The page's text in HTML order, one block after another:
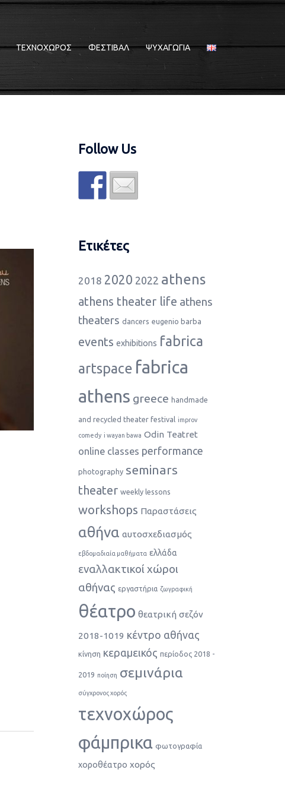
ΤΕΧΝΟΧΩΡΟΣ ΦΕΣΤΙΒΑΛ ΨΥΧΑΓΩΓΙΑ
Follow Us
Ετικέτες
2018 2020 2022 athens
athens theater life athens
theaters dancers eugenio barba
events exhibitions fabrica
artspace fabrica
athens greece handmade
and recycled theater festival improv
comedy i wayan bawa Odin Teatret
online classes performance
photography seminars
theater weekly lessons
workshops Παραστάσεις
αθήνα αυτοσχεδιασμός
εβδομαδιαία μαθήματα ελλάδα
εναλλακτικοί χώροι
αθήνας εργαστήρια ζωγραφική
θέατρο θεατρική σεζόν
2018-1019 κέντρο αθήνας
κίνηση κεραμεικός περίοδος 2018 -
2019 ποίηση σεμινάρια
σύγχρονος χορός
τεχνοχώρος
φάμπρικα φωτογραφία
χοροθέατρο χορός